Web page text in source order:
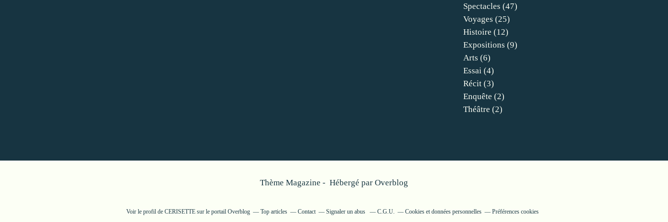
Spectacles (47)
Voyages (25)
Histoire (12)
Expositions (9)
Arts (6)
Essai (4)
Récit (3)
Enquête (2)
Théâtre (2)
Thème Magazine - Hébergé par Overblog
Voir le profil de CERISETTE sur le portail Overblog Top articles Contact Signaler un abus C.G.U. Cookies et données personnelles Préférences cookies